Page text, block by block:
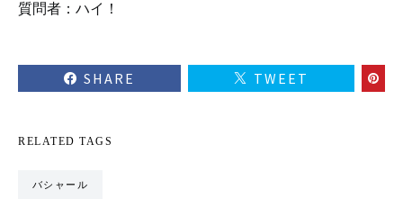
質問者：ハイ！
SHARE TWEET
RELATED TAGS
バシャール